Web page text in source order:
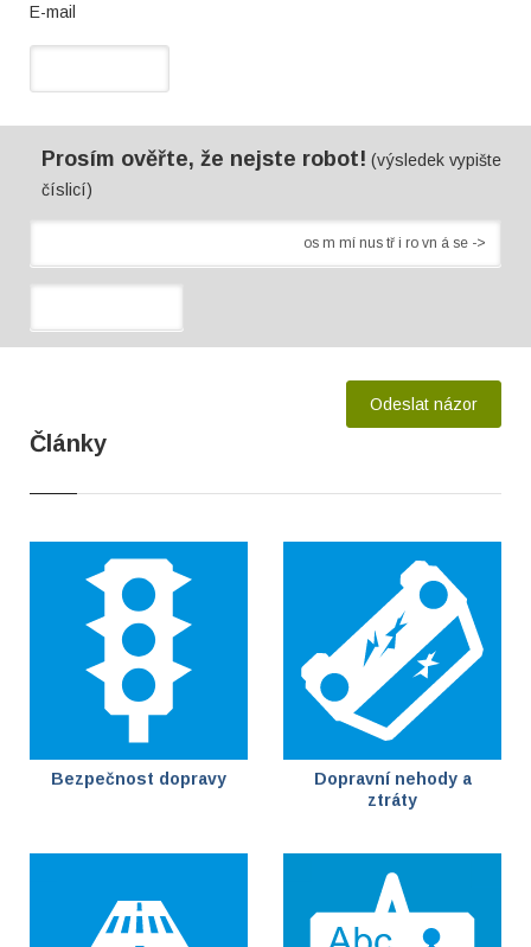
E-mail
Prosím ověřte, že nejste robot! (výsledek vypište
číslicí)
Články
Bezpečnost dopravy
Dopravní nehody a
ztráty